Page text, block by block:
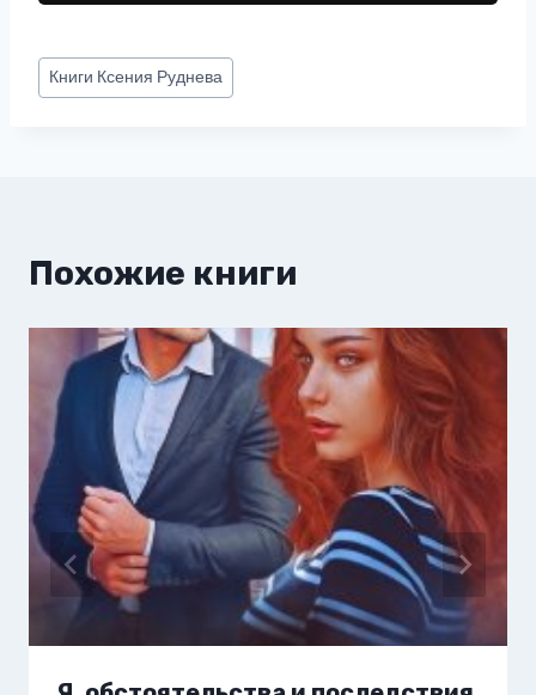
Метки
записи:
Книги Ксения Руднева
Похожие книги